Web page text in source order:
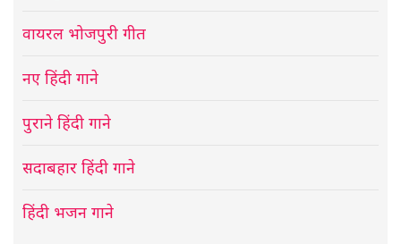
वायरल भोजपुरी गीत
नए हिंदी गाने
पुराने हिंदी गाने
सदाबहार हिंदी गाने
हिंदी भजन गाने